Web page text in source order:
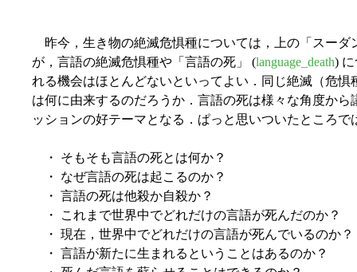
昨今，生き物の絶滅危惧種については，上の「スーダ
が，言語の絶滅危惧種や「言語の死」 (language_death)
れる機会はほとんどないといってよい．同じ絶滅（危
は何に由来するのだろうか．言語の死は様々な角度か
ッションの好テーマとなる．ぱっと思いついたところ
・ そもそも言語の死とは何か？
・ なぜ言語の死は起こるのか？
・ 言語の死は他殺か自殺か？
・ これまで世界中でどれだけの言語が死んだのか？
・ 現在，世界中でどれだけの言語が死んでいるのか？
・ 言語が新たに生まれるということはあるのか？